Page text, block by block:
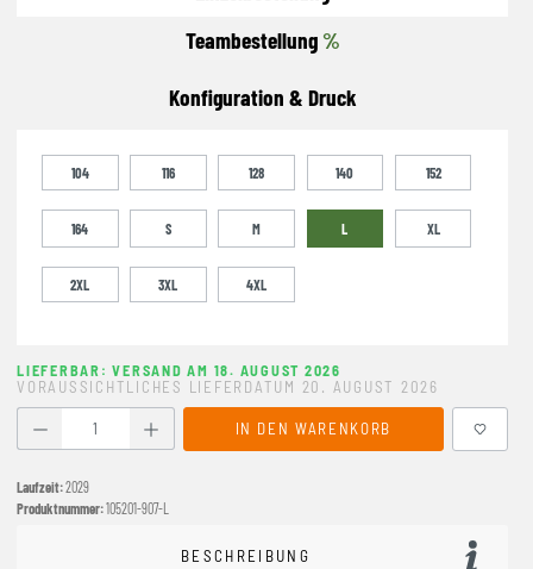
Teambestellung %
Konfiguration & Druck
104 116 128 140 152
164 S M L XL
2XL 3XL 4XL
LIEFERBAR: VERSAND AM 18. AUGUST 2026
VORAUSSICHTLICHES LIEFERDATUM 20. AUGUST 2026
Produkt Anzahl: Gib den gewünschten Wert ein oder
IN DEN WARENKORB
Laufzeit:2029
Produktnummer:105201-907-L
BESCHREIBUNG